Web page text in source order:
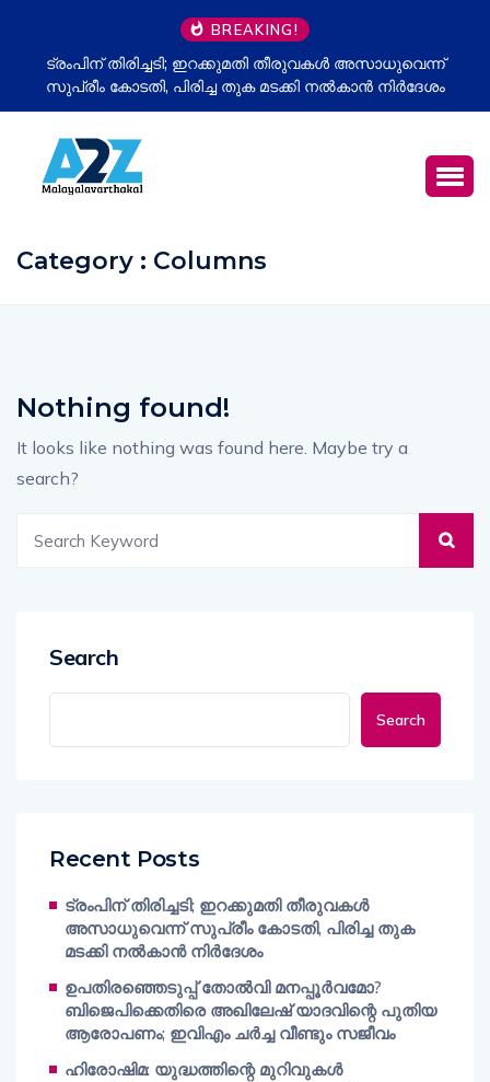
BREAKING!
ട്രംപിന് തിരിച്ചടി; ഇറക്കുമതി തീരുവകൾ അസാധുവെന്ന്
സുപ്രീം കോടതി, പിരിച്ച തുക മടക്കി നൽകാൻ നിർദേശം
Category : Columns
Nothing found!
It looks like nothing was found here. Maybe try a
search?
Search
Search
Recent Posts
ട്രംപിന് തിരിച്ചടി; ഇറക്കുമതി തീരുവകൾ
അസാധുവെന്ന് സുപ്രീം കോടതി, പിരിച്ച തുക
മടക്കി നൽകാൻ നിർദേശം
ഉപതിരഞ്ഞെടുപ്പ് തോൽവി മനപ്പൂർവമോ?
ബിജെപിക്കെതിരെ അഖിലേഷ് യാദവിന്റെ പുതിയ
ആരോപണം; ഇവിഎം ചർച്ച വീണ്ടും സജീവം
ഹിരോഷിമ: യുദ്ധത്തിന്റെ മുറിവുകൾ